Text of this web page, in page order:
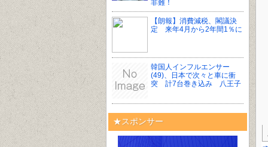
非難！
【朗報】消費減税、閣議決
定 来年4月から2年間1％に
韓国人インフルエンサー
(49)、日本で次々と車に衝
突 計7台巻き込み 八王子
★スポンサー